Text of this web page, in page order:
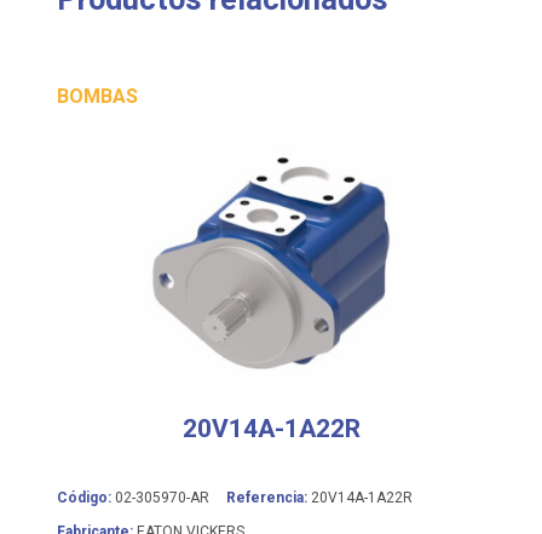
BOMBAS
20V14A-1A22R
Código: 02-305970-AR Referencia: 20V14A-1A22R